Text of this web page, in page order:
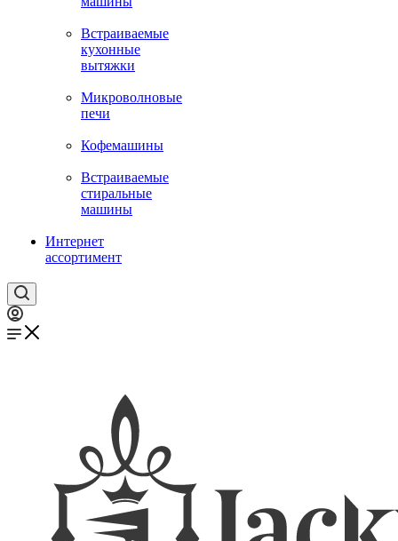
Встраиваемые
кухонные
вытяжки
Микроволновые
печи
Кофемашины
Встраиваемые
стиральные
машины
Интернет
ассортимент